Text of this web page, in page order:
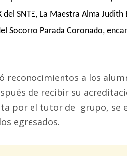
del SNTE, La Maestra Alma Judith
Socorro Parada Coronado,
reconocimientos a los
de recibir su
por el tutor de grupo, se
egresados.